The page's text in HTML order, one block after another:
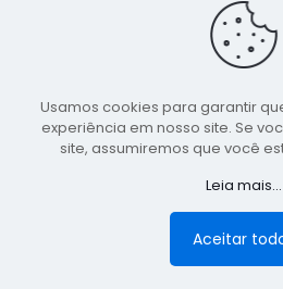
Centro, São Bento do Una -
TELEFONE: (81)
E-MAIL:
Copyright 2021-2026 -
Prefeitura de São
publicidadeLumusWeb -
Usamos cookies para garantir
experiência em nosso site. Se
site, assumiremos que você
Leia mais...
Aceitar